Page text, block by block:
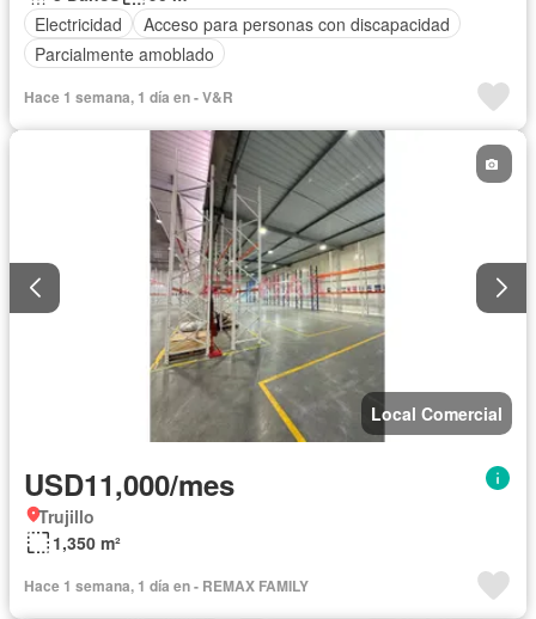
Electricidad
Acceso para personas con discapacidad
Parcialmente amoblado
Hace 1 semana, 1 día en - V&R
Local Comercial
USD11,000/mes
Trujillo
1,350 m²
Hace 1 semana, 1 día en - REMAX FAMILY